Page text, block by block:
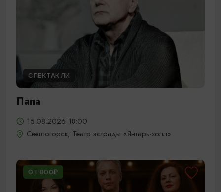
СПЕКТАКЛИ
Папа
15.08.2026 18:00
Светлогорск, Театр эстрады «Янтарь-холл»
ОТ 800₽